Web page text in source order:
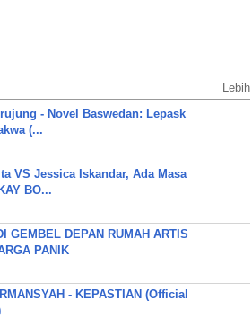
Lebih
- Novel Baswedan: Lepask
(...
VS Jessica Iskandar, Ada Masa
BO...
GEMBEL DEPAN RUMAH ARTIS
PANIK
- KEPASTIAN (Official